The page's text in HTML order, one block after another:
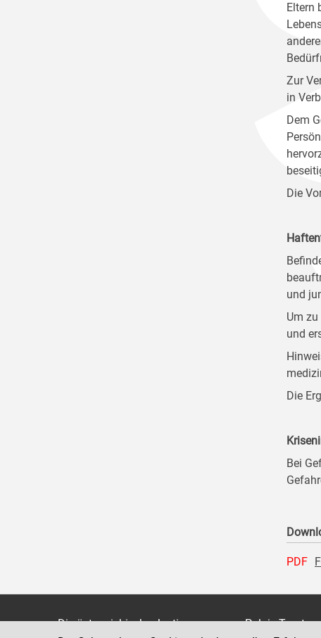
Eltern
Zur
in
Dem
Die
und
Um
und
Die
Bei
PDF
Die österreichische Justiz Palais